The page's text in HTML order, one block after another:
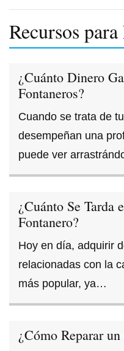
Recursos
¿Cuánto Dinero
Fontaneros?
Cuando se trata de
desempeñan una
puede ver
¿Cuánto Se Tarda
Fontanero?
Hoy en día, adquirir
relacionadas con la
más popular, ya…
¿Cómo Reparar